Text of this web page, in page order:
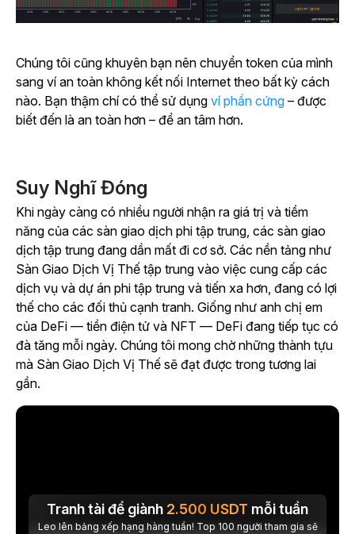
Chúng tôi cũng khuyên bạn nên chuyển token của mình
sang ví an toàn không kết nối Internet theo bất kỳ cách
nào. Bạn thậm chí có thể sử dụng ví phần cứng – được
biết đến là an toàn hơn – để an tâm hơn.
Suy Nghĩ Đóng
Khi ngày càng có nhiều người nhận ra giá trị và tiềm
năng của các sàn giao dịch phi tập trung, các sàn giao
dịch tập trung đang dần mất đi cơ sở. Các nền tảng như
Sàn Giao Dịch Vị Thế tập trung vào việc cung cấp các
dịch vụ và dự án phi tập trung và tiến xa hơn, đang có lợi
thế cho các đối thủ cạnh tranh. Giống như anh chị em
của DeFi — tiền điện tử và NFT — DeFi đang tiếp tục có
đà tăng mỗi ngày. Chúng tôi mong chờ những thành tựu
mà Sàn Giao Dịch Vị Thế sẽ đạt được trong tương lai
gần.
Tranh tài để giành 2.500 USDT mỗi tuần
Leo lên bảng xếp hạng hàng tuần! Top 100 người tham gia sẽ